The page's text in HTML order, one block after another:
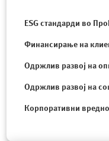
ESG стандарди во
Финансирање на
Одржлив развој на
Одржлив развој на
Корпоративни